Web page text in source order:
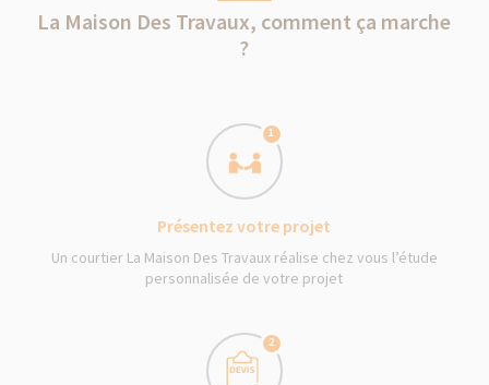
La Maison Des Travaux, comment ça marche
?
1
Présentez votre projet
Un courtier La Maison Des Travaux réalise chez vous l’étude
personnalisée de votre projet
2